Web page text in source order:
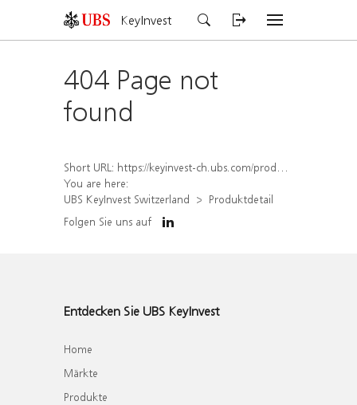
KeyInvest
404 Page not
found
Short URL: https://keyinvest-ch.ubs.com/produkt/detail/index/isin/CH1562162482
You are here:
UBS KeyInvest Switzerland
Produktdetail
Folgen Sie uns auf
Entdecken Sie UBS KeyInvest
Home
Märkte
Produkte